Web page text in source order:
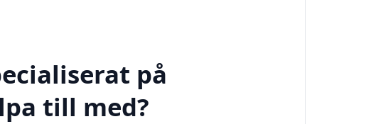
på
till med?